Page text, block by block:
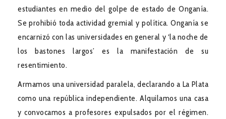
estudiantes en medio del golpe de estado de Onganía.
Se prohibió toda actividad gremial y política. Onganía se
encarnizó con las universidades en general y ‘la noche de
los bastones largos’ es la manifestación de su
resentimiento.
Armamos una universidad paralela, declarando a La Plata
como una república independiente. Alquilamos una casa
y convocamos a profesores expulsados por el régimen.